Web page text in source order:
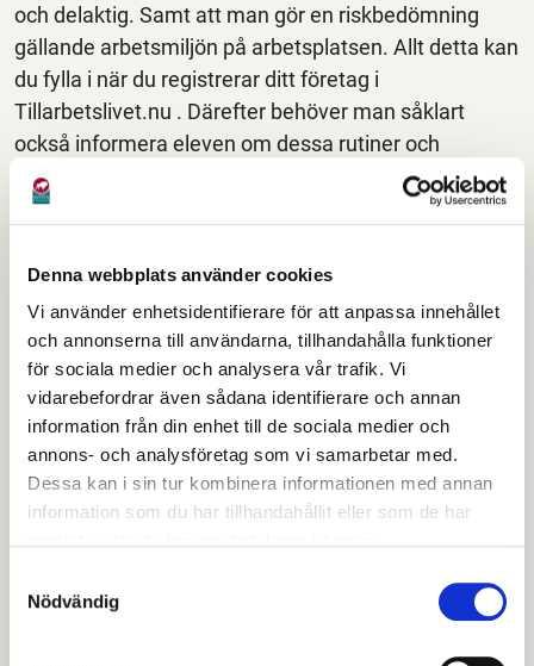
Denna webbplats använder cookies
Vi använder enhetsidentifierare för att anpassa innehållet
och annonserna till användarna, tillhandahålla funktioner
för sociala medier och analysera vår trafik. Vi
vidarebefordrar även sådana identifierare och annan
information från din enhet till de sociala medier och
annons- och analysföretag som vi samarbetar med.
Dessa kan i sin tur kombinera informationen med annan
information som du har tillhandahållit eller som de har
Nödvändig
och delaktig. Samt att man gör en riskbedömning
gällande arbetsmiljön på arbetsplatsen. Allt detta kan
du fylla i när du registrerar ditt företag i
Tillarbetslivet.nu . Därefter behöver man såklart
också informera eleven om dessa rutiner och
arbetssätt.
Skolans ansvar
Vi som skola ansvarar för att skapa en god kontakt
med arbetsplatsen, förbereda eleven inför
praoperioden och förse arbetsplatsen med
kontaktuppgifter till ansvarig på skolan. Eleven är
även försäkrad via skolan.
I Avesta finns det tre grundskolor där alla har en
varsin praovecka. Eleverna har en praovecka på
vårterminen i åk8 och sen en vecka på höstterminen i